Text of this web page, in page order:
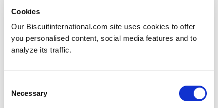
Cookies
Our Biscuitinternational.com site uses cookies to offer
you personalised content, social media features and to
analyze its traffic.
Selection
Necessary
Dzięki kolekcji receptur sięgającej lat 60. XX wieku
opracowanych w naszych własnych piekarniach
mamy za sobą dziesięciolecia doświadczenia i
wiedzy na temat prawdziwych preferencji Szwedów.
kakao i kawałkami ciemnej czekolady. Są dostępne
czyli 110 gramów.